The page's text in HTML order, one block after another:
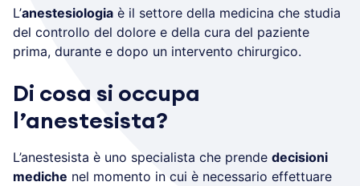
L’anestesiologia è il settore della medicina che studia
del controllo del dolore e della cura del paziente
prima, durante e dopo un intervento chirurgico.
Di cosa si occupa
l’anestesista?
L’anestesista è uno specialista che prende decisioni
mediche nel momento in cui è necessario effettuare